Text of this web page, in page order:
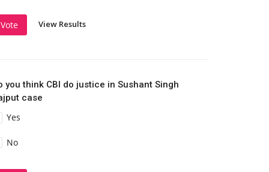
Vote View Results
you think CBI do justice in Sushant Singh
case
Yes
No